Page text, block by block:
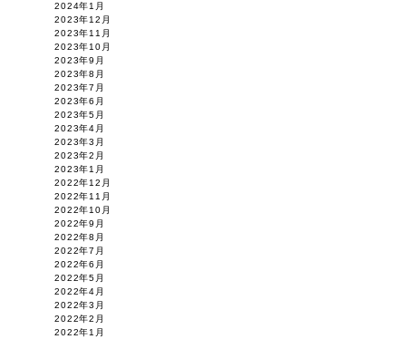
2024年1月
2023年12月
2023年11月
2023年10月
2023年9月
2023年8月
2023年7月
2023年6月
2023年5月
2023年4月
2023年3月
2023年2月
2023年1月
2022年12月
2022年11月
2022年10月
2022年9月
2022年8月
2022年7月
2022年6月
2022年5月
2022年4月
2022年3月
2022年2月
2022年1月